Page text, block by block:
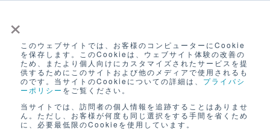
×
このウェブサイトでは、お客様のコンピューターにCookie
を保存します。このCookieは、ウェブサイト体験の改善の
ため、またより個人向けにカスタマイズされたサービスを提
供するためにこのサイトおよび他のメディアで使用されるも
のです。当サイトのCookieについての詳細は、 プライバシ
ーポリシー をご覧ください。
当サイトでは、訪問者の個人情報を追跡することはありませ
ん。ただし、お客様が何度も同じ選択をする手間を省くため
に、必要最低限のCookieを使用しています。
ログイン
無料アカウント登録